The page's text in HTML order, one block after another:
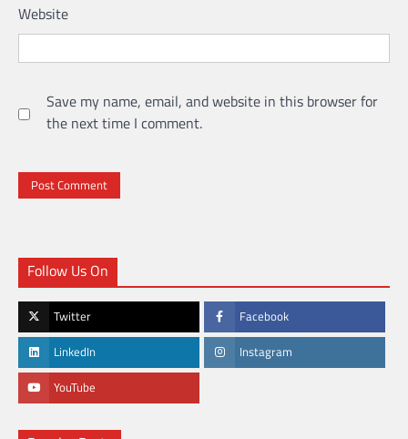
Website
Save my name, email, and website in this browser for
the next time I comment.
Follow Us On
Twitter Facebook
LinkedIn Instagram
YouTube